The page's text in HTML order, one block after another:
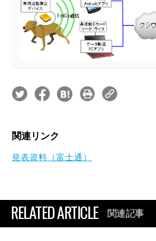
関連リンク
発表資料（富士通）
RELATED ARTICLE 関連記事